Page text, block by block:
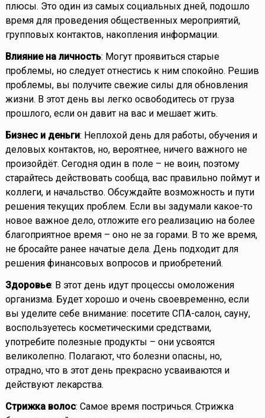
плюсы. Это один из самых социальных дней, подошло
время для проведения общественных мероприятий,
групповых контактов, накопления информации.
Влияние на личность: Могут проявиться старые
проблемы, но следует отнестись к ним спокойно. Решив
проблемы, вы получите свежие силы для обновления
жизни. В этот день вы легко освободитесь от груза
прошлого, если он давит на вас и мешает жить.
Бизнес и деньги: Неплохой день для работы, обучения и
деловых контактов, но, вероятнее, ничего важного не
произойдёт. Сегодня один в поле – не воин, поэтому
старайтесь действовать сообща, вас правильно поймут и
коллеги, и начальство. Обсуждайте возможность и пути
решения текущих проблем. Если вы задумали какое-то
новое важное дело, отложите его реализацию на более
благоприятное время – оно не за горами. В то же время,
не бросайте ранее начатые дела. День подходит для
решения финансовых вопросов и приобретений.
Здоровье: В этот день идут процессы омоложения
организма. Будет хорошо и очень своевременно, если
вы уделите себе внимание: посетите СПА-салон, сауну,
воспользуетесь косметическими средствами,
употребите полезные продукты – они усвоятся
великолепно. Полагают, что болезни опасны, но,
отрадно, что в этот день прекрасно усваиваются и
действуют лекарства.
Стрижка волос: Самое время постричься. Стрижка